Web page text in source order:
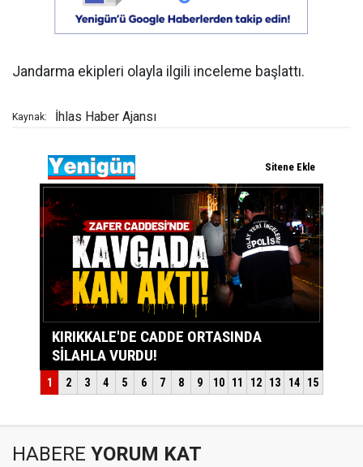
Jandarma ekipleri olayla ilgili inceleme başlattı.
Kaynak: İhlas Haber Ajansı
HABERE YORUM KAT